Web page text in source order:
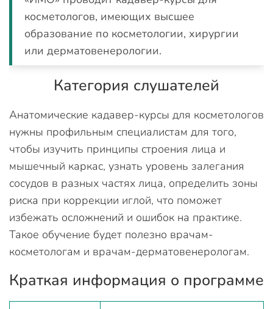
косметологов, имеющих высшее
образование по косметологии, хирургии
или дерматовенерологии.
Категория слушателей
Анатомические кадавер-курсы для косметологов
нужны профильным специалистам для того,
чтобы изучить принципы строения лица и
мышечный каркас, узнать уровень залегания
сосудов в разных частях лица, определить зоны
риска при коррекции иглой, что поможет
избежать осложнений и ошибок на практике.
Такое обучение будет полезно врачам-
косметологам и врачам-дерматовенерологам.
Краткая информация о программе